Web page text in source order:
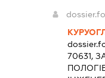
70631,